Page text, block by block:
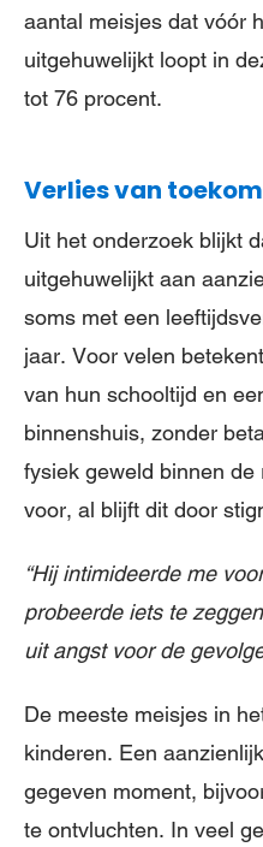
aantal meisjes dat vóór
uitgehuwelijkt loopt in
tot 76 procent.
Verlies van
Uit het onderzoek blijkt
uitgehuwelijkt aan
soms met een
jaar. Voor velen
van hun schooltijd en
binnenshuis, zonder
fysiek geweld binnen
voor, al blijft dit door
“Hij intimideerde me
probeerde iets te
uit angst voor de
De meeste meisjes in
kinderen. Een
gegeven moment,
te ontvluchten. In veel